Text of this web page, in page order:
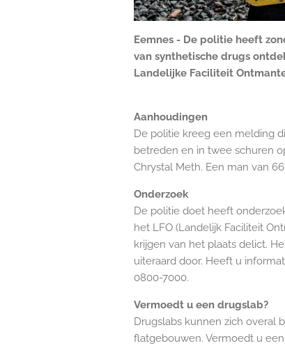
Eemnes - De politie heeft
van synthetische drugs
Landelijke Faciliteit
Aanhoudingen
De politie kreeg een melding
betreden en in twee schuren
Chrystal Meth. Een man van
Onderzoek
De politie doet heeft
het LFO (Landelijk Faciliteit
krijgen van het plaats delict.
uiteraard door. Heeft u
0800-7000.
Vermoedt u een drugslab?
Drugslabs kunnen zich overal
flatgebouwen. Vermoedt u